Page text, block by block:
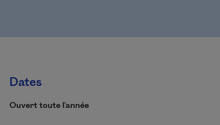
Dates
Ouvert toute l'année